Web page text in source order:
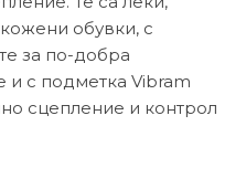
обувки, с
за по-добра
и с подметка Vibram
сцепление и контрол